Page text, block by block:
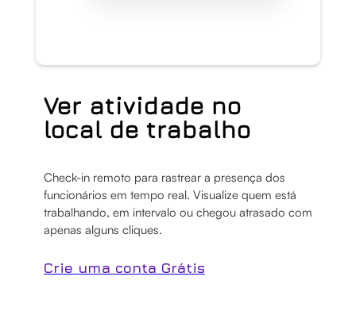
Ver atividade no
local de trabalho
Check-in remoto para rastrear a presença dos
funcionários em tempo real. Visualize quem está
trabalhando, em intervalo ou chegou atrasado com
apenas alguns cliques.
Crie uma conta Grátis